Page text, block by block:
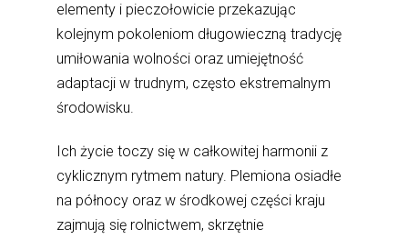
elementy i pieczołowicie przekazując
kolejnym pokoleniom długowieczną tradycję
umiłowania wolności oraz umiejętność
adaptacji w trudnym, często ekstremalnym
środowisku.
Ich życie toczy się w całkowitej harmonii z
cyklicznym rytmem natury. Plemiona osiadłe
na północy oraz w środkowej części kraju
zajmują się rolnictwem, skrzętnie